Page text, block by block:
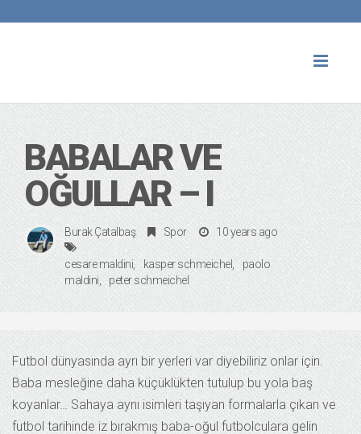
BABALAR VE
OĞULLAR – I
Burak Çatalbaş Spor 10 years ago
cesare maldini kasper schmeichel
paolo
maldini
peter schmeichel
Futbol dünyasında ayrı bir yerleri var diyebiliriz onlar için.
Baba mesleğine daha küçüklükten tutulup bu yola baş
koyanlar… Sahaya aynı isimleri taşıyan formalarla çıkan ve
futbol tarihinde iz bırakmış baba-oğul futbolculara gelin